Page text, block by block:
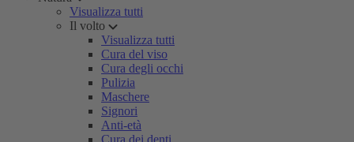
Visualizza tutti
Il volto
Visualizza tutti
Cura del viso
Cura degli occhi
Pulizia
Maschere
Signori
Anti-età
Cura dei denti